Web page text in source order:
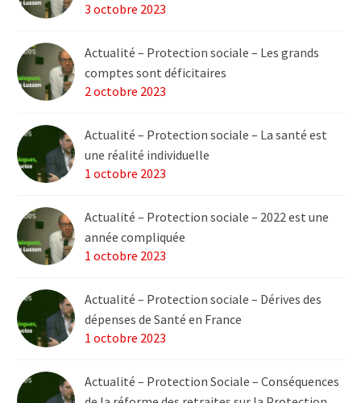
3 octobre 2023
Actualité – Protection sociale – Les grands
comptes sont déficitaires
2 octobre 2023
Actualité – Protection sociale – La santé est
une réalité individuelle
1 octobre 2023
Actualité – Protection sociale – 2022 est une
année compliquée
1 octobre 2023
Actualité – Protection sociale – Dérives des
dépenses de Santé en France
1 octobre 2023
Actualité – Protection Sociale – Conséquences